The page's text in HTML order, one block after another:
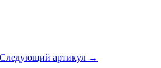
Следующий артикул →